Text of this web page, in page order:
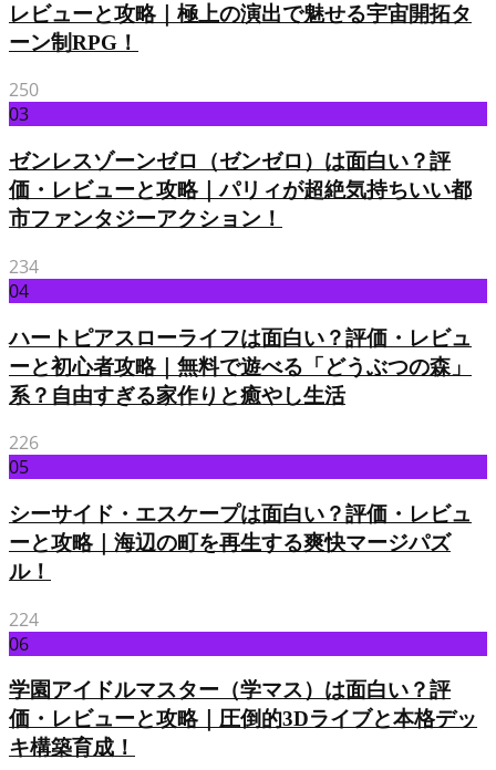
レビューと攻略｜極上の演出で魅せる宇宙開拓タ
ーン制RPG！
250
03
ゼンレスゾーンゼロ（ゼンゼロ）は面白い？評
価・レビューと攻略｜パリィが超絶気持ちいい都
市ファンタジーアクション！
234
04
ハートピアスローライフは面白い？評価・レビュ
ーと初心者攻略｜無料で遊べる「どうぶつの森」
系？自由すぎる家作りと癒やし生活
226
05
シーサイド・エスケープは面白い？評価・レビュ
ーと攻略｜海辺の町を再生する爽快マージパズ
ル！
224
06
学園アイドルマスター（学マス）は面白い？評
価・レビューと攻略｜圧倒的3Dライブと本格デッ
キ構築育成！